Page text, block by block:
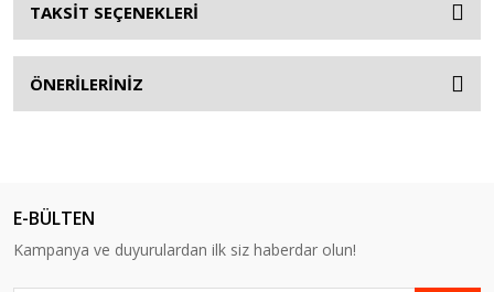
TAKSİT SEÇENEKLERİ
ÖNERİLERİNİZ
E-BÜLTEN
Kampanya ve duyurulardan ilk siz haberdar olun!